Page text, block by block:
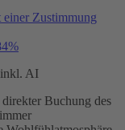
Zustimmung
inkl. AI
Buchung des